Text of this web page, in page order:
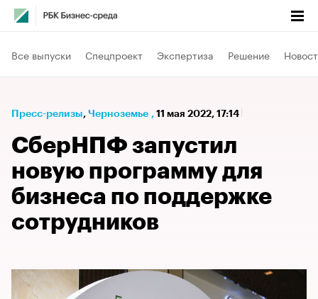
Все выпуски Спецпроект Экспертиза Решение
Пресс-релизы⁠, Черноземье , 11 мая 2022, 17:14
СберНПФ запустил
новую программу для
бизнеса по поддержке
сотрудников